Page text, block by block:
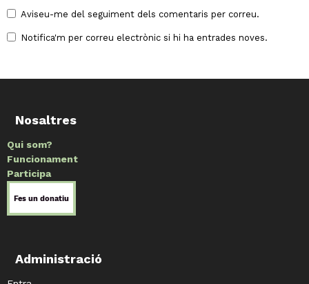
Aviseu-me del seguiment dels comentaris per correu.
Notifica'm per correu electrònic si hi ha entrades noves.
Nosaltres
Qui som?
Funcionament
Participa
Administració